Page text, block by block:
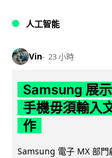
人工智能
Vin 23 小時
Samsung 展
手機毋須輸入
作
Samsung 電子 MX 部門